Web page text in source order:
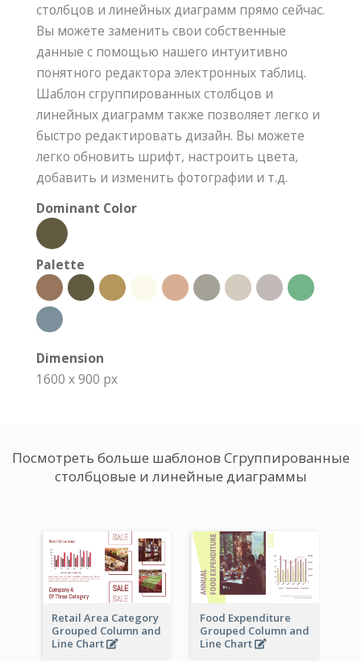
столбцов и линейных диаграмм прямо сейчас.
Вы можете заменить свои собственные
данные с помощью нашего интуитивно
понятного редактора электронных таблиц.
Шаблон сгруппированных столбцов и
линейных диаграмм также позволяет легко и
быстро редактировать дизайн. Вы можете
легко обновить шрифт, настроить цвета,
добавить и изменить фотографии и т.д.
Dominant Color
Palette
Dimension
1600 x 900 px
Посмотреть больше шаблонов Сгруппированные
столбцовые и линейные диаграммы
Retail Area Category
Grouped Column and
Line Chart
Food Expenditure
Grouped Column and
Line Chart